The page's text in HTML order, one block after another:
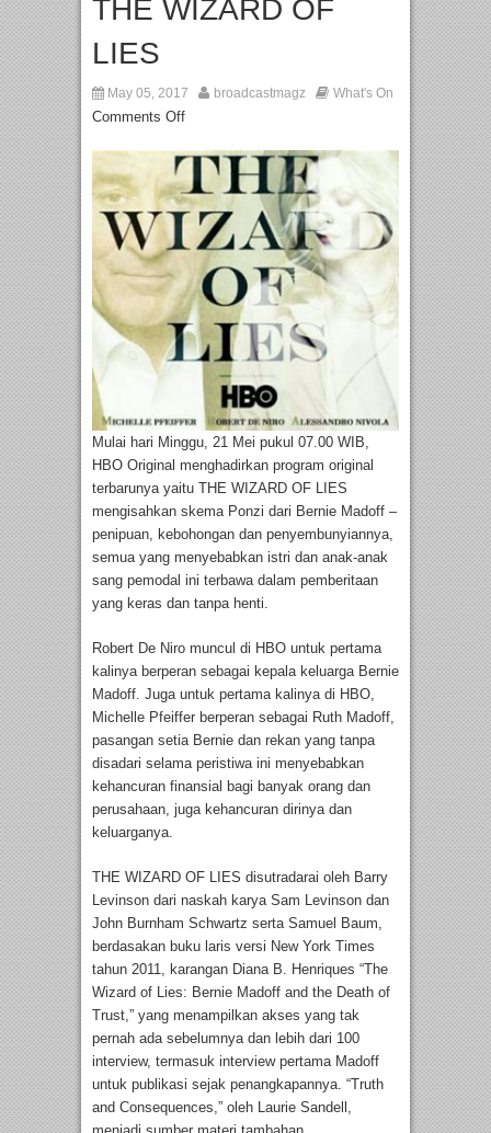
THE WIZARD OF
LIES
May 05, 2017 broadcastmagz What's On
Comments Off
Mulai hari Minggu, 21 Mei pukul 07.00 WIB,
HBO Original menghadirkan program original
terbarunya yaitu THE WIZARD OF LIES
mengisahkan skema Ponzi dari Bernie Madoff –
penipuan, kebohongan dan penyembunyiannya,
semua yang menyebabkan istri dan anak-anak
sang pemodal ini terbawa dalam pemberitaan
yang keras dan tanpa henti.
Robert De Niro muncul di HBO untuk pertama
kalinya berperan sebagai kepala keluarga Bernie
Madoff. Juga untuk pertama kalinya di HBO,
Michelle Pfeiffer berperan sebagai Ruth Madoff,
pasangan setia Bernie dan rekan yang tanpa
disadari selama peristiwa ini menyebabkan
kehancuran finansial bagi banyak orang dan
perusahaan, juga kehancuran dirinya dan
keluarganya.
THE WIZARD OF LIES disutradarai oleh Barry
Levinson dari naskah karya Sam Levinson dan
John Burnham Schwartz serta Samuel Baum,
berdasakan buku laris versi New York Times
tahun 2011, karangan Diana B. Henriques “The
Wizard of Lies: Bernie Madoff and the Death of
Trust,” yang menampilkan akses yang tak
pernah ada sebelumnya dan lebih dari 100
interview, termasuk interview pertama Madoff
untuk publikasi sejak penangkapannya. “Truth
and Consequences,” oleh Laurie Sandell,